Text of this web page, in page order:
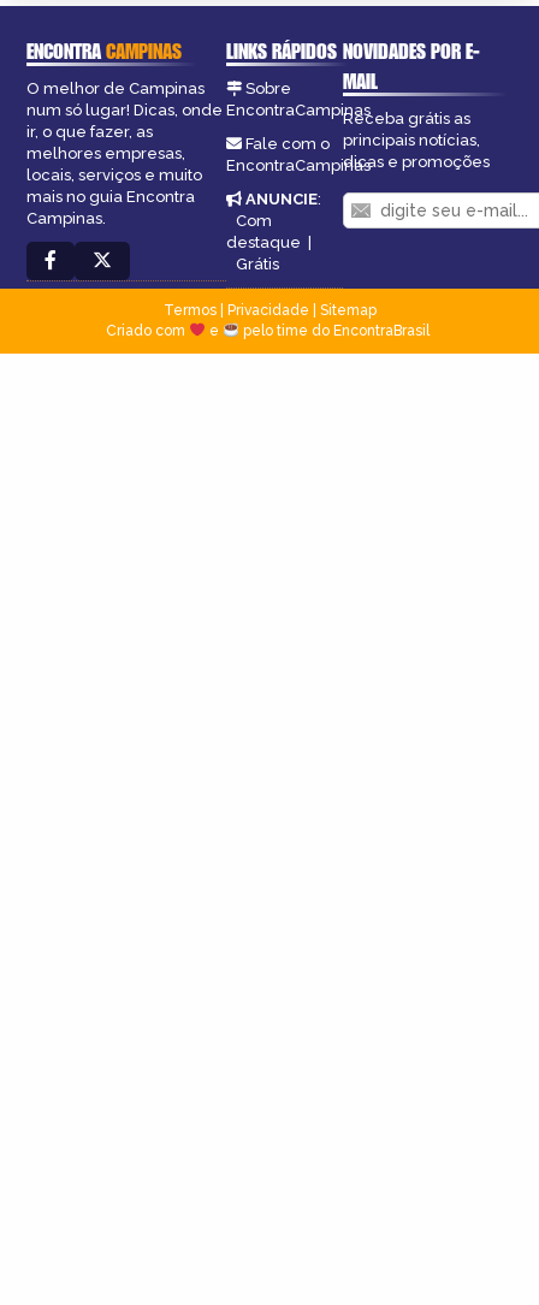
ENCONTRACAMPINAS
O melhor de Campinas
num só lugar! Dicas, onde
ir, o que fazer, as
melhores empresas,
locais, serviços e muito
mais no guia Encontra
Campinas.
LINKS RÁPIDOS
Sobre
EncontraCampinas
Fale com o
EncontraCampinas
ANUNCIE:
Com
destaque |
Grátis
NOVIDADES POR E-
MAIL
Receba grátis as
principais notícias,
dicas e promoções
Termos| Privacidade
Sitemap
Criado com
e pelo time do EncontraBrasil